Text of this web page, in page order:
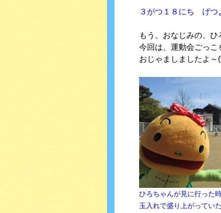
３がつ１８にち げつ
もう、おなじみの、
今回は、運動会ごっ
おじゃましましたよ～
ひろちゃんが見に行った
玉入れで盛り上がってい